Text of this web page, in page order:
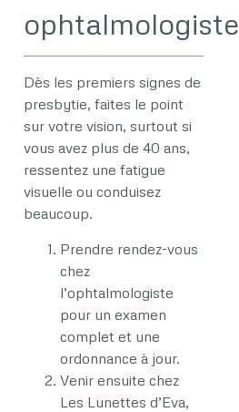
ophtalmologiste
Dès les premiers signes de
presbytie, faites le point
sur votre vision, surtout si
vous avez plus de 40 ans,
ressentez une fatigue
visuelle ou conduisez
beaucoup.
Prendre rendez-vous
chez
l’ophtalmologiste
pour un examen
complet et une
ordonnance à jour.
Venir ensuite chez
Les Lunettes d’Eva,